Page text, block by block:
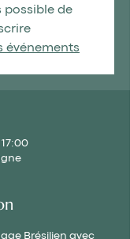
possible de
événements
Brésilien avec